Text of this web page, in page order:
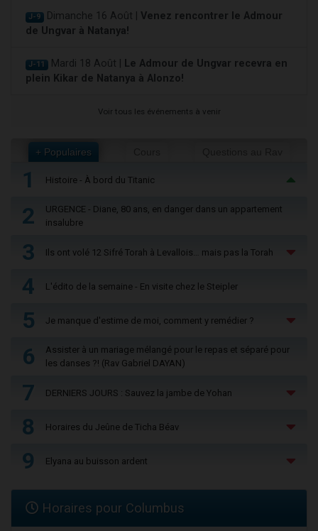
J-9 Dimanche 16 Août | Venez rencontrer le Admour
de Ungvar à Natanya!
J-11 Mardi 18 Août | Le Admour de Ungvar recevra en
plein Kikar de Natanya à Alonzo!
Voir tous les événements à venir
+ Populaires
1 Histoire - À bord du Titanic
2
URGENCE - Diane, 80 ans, en danger dans un appartement
insalubre
3 Ils ont volé 12 Sifré Torah à Levallois… mais pas la Torah
4 L'édito de la semaine - En visite chez le Steipler
5 Je manque d'estime de moi, comment y remédier ?
6
Assister à un mariage mélangé pour le repas et séparé pour
les danses ?! (Rav Gabriel DAYAN)
7 DERNIERS JOURS : Sauvez la jambe de Yohan
8 Horaires du Jeûne de Ticha Béav
9 Elyana au buisson ardent
Horaires pour Columbus